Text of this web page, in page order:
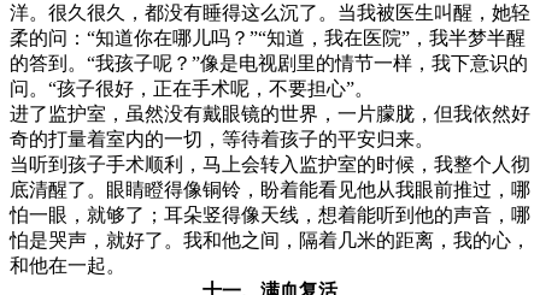
洋。很久很久，都没有睡得这么沉了。当我被医生叫醒，她轻
柔的问：“知道你在哪儿吗？”“知道，我在医院”，我半梦半醒
的答到。“我孩子呢？”像是电视剧里的情节一样，我下意识的
问。“孩子很好，正在手术呢，不要担心”。
进了监护室，虽然没有戴眼镜的世界，一片朦胧，但我依然好
奇的打量着室内的一切，等待着孩子的平安归来。
当听到孩子手术顺利，马上会转入监护室的时候，我整个人彻
底清醒了。眼睛瞪得像铜铃，盼着能看见他从我眼前推过，哪
怕一眼，就够了；耳朵竖得像天线，想着能听到他的声音，哪
怕是哭声，就好了。我和他之间，隔着几米的距离，我的心，
和他在一起。
十一、满血复活